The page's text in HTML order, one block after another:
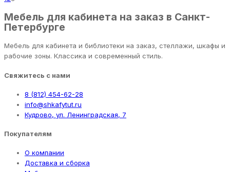
Мебель для кабинета на заказ в Санкт-
Петербурге
Мебель для кабинета и библиотеки на заказ, стеллажи, шкафы и
рабочие зоны. Классика и современный стиль.
Свяжитесь с нами
8 (812) 454-62-28
info@shkafytut.ru
Кудрово, ул. Ленинградская, 7
Покупателям
О компании
Доставка и сборка